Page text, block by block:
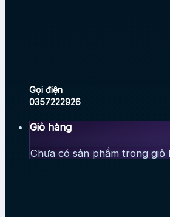
Gọi điện
0357222926
Giỏ hàng
Chưa có sản phẩm trong giỏ